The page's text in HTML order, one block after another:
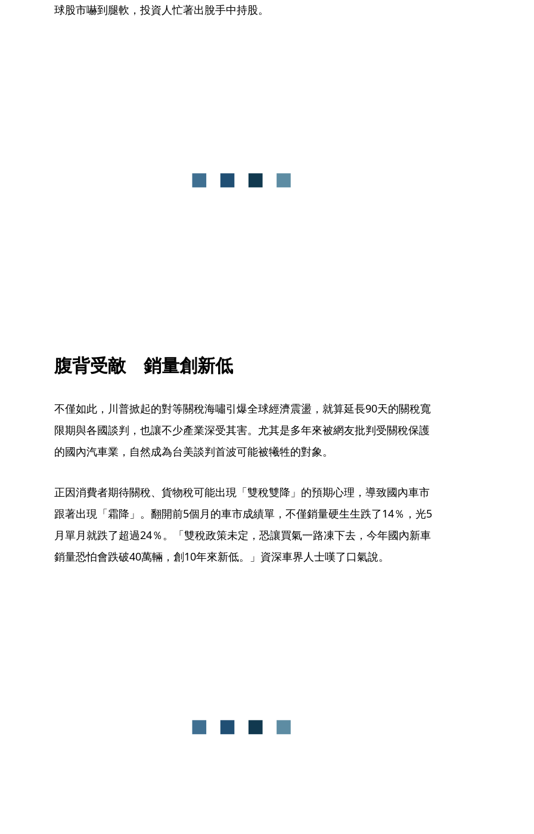
球股市嚇到腿軟，投資人忙著出脫手中持股。
腹背受敵　銷量創新低
不僅如此，川普掀起的對等關稅海嘯引爆全球經濟震盪，就算延長90天的關稅寬
限期與各國談判，也讓不少產業深受其害。尤其是多年來被網友批判受關稅保護
的國內汽車業，自然成為台美談判首波可能被犧牲的對象。
正因消費者期待關稅、貨物稅可能出現「雙稅雙降」的預期心理，導致國內車市
跟著出現「霜降」。翻開前5個月的車市成績單，不僅銷量硬生生跌了14％，光5
月單月就跌了超過24％。「雙稅政策未定，恐讓買氣一路凍下去，今年國內新車
銷量恐怕會跌破40萬輛，創10年來新低。」資深車界人士嘆了口氣說。